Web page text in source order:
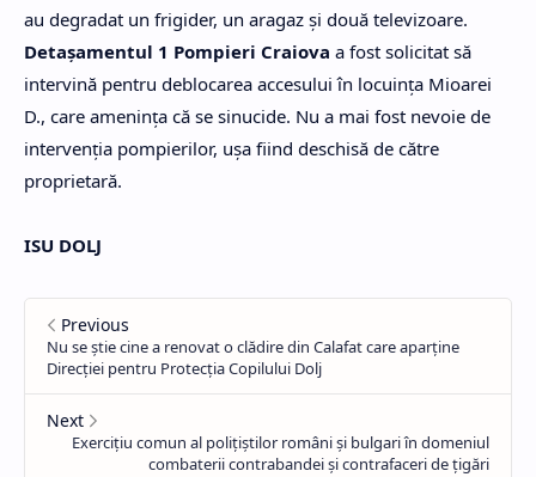
au degradat un frigider, un aragaz şi două televizoare.
Detaşamentul 1 Pompieri Craiova a fost solicitat să
intervină pentru deblocarea accesului în locuinţa Mioarei
D., care ameninţa că se sinucide. Nu a mai fost nevoie de
intervenţia pompierilor, uşa fiind deschisă de către
proprietară.
ISU DOLJ